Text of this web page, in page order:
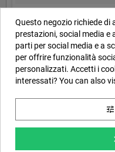
60,22 €
FOTO DEI CLIENTI
Questo negozio richiede di
prestazioni, social media e
parti per social media e a
per offrire funzionalità
personalizzati. Accetti i
interessati? You can also
tune